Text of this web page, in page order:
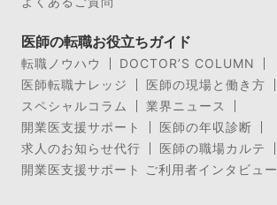
医師の転職お役立ちガイド
転職ノウハウ
DOCTOR’S COLUMN
医師転職ナレッジ
医師の現場と働き方
スペシャルコラム
業界ニュース
開業医支援サポート
医師の年収診断
求人のお知らせ代行
医師の職場カルテ
開業医支援サポート ご利用者インタビュー